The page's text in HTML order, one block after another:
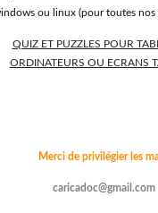
ou linux (pour toutes nos
QUIZ ET PUZZLES POUR
ORDINATEURS OU ECRANS
Merci de privilégier les
caricadoc@gmail.com